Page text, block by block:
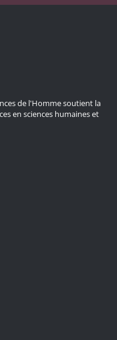
de l'Homme soutient la
en sciences humaines et